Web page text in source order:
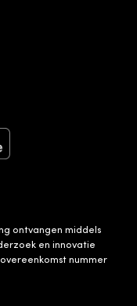
ontvangen middels
en innovatie
nummer